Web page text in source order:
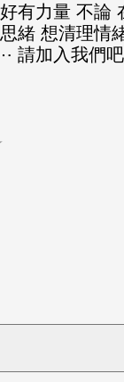
有力量 不論
緒 想清理情
加入我們吧